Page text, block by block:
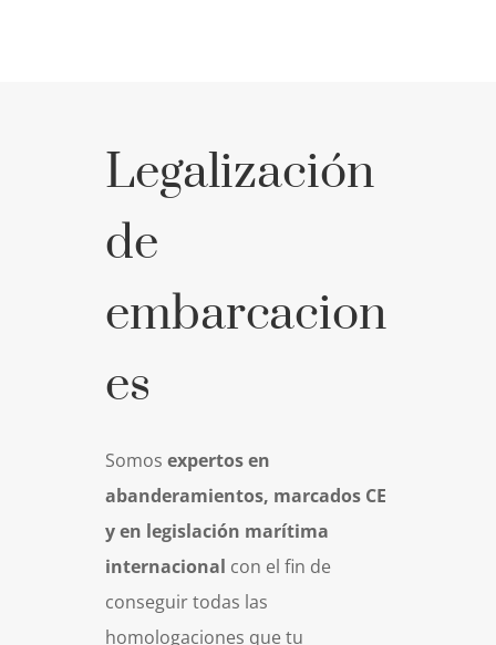
Legalización
de
embarcacion
es
Somos expertos en
abanderamientos, marcados CE
y en legislación marítima
internacional con el fin de
conseguir todas las
homologaciones que tu